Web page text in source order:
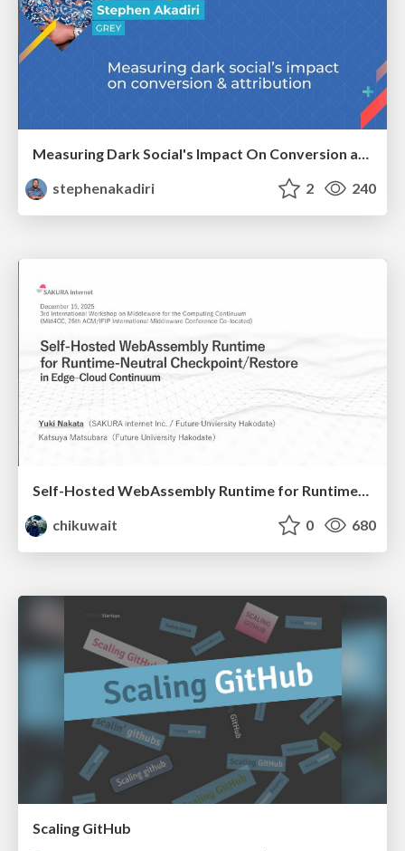
Measuring Dark Social's Impact On Conversion and Attribution
stephenakadiri
2 240
Self-Hosted WebAssembly Runtime for Runtime-Neutral Checkpoint/Restore in Edge–Cloud Continuum
chikuwait
0 680
Scaling GitHub